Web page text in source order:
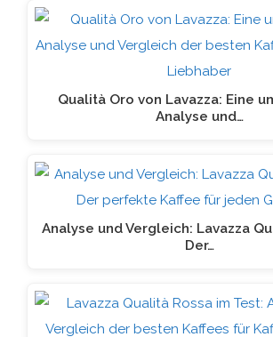
Qualità Oro von Lavazza: Eine
Analyse und…
Analyse und Vergleich: Lavazza
Der…